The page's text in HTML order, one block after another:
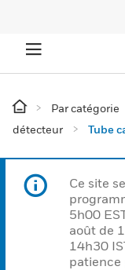
Par catégorie
détecteur
Tube
Ce site
5h00
août de
14h30
patience